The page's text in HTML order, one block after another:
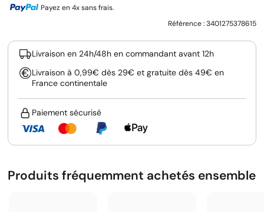
Payez en 4x sans frais.
Référence :3401275378615
Livraison en 24h/48h en commandant avant 12h
Livraison à 0,99€ dès 29€ et gratuite dès 49€ en
France continentale
Paiement sécurisé
Produits fréquemment achetés ensemble